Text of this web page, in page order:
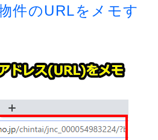
件のURLをメモす